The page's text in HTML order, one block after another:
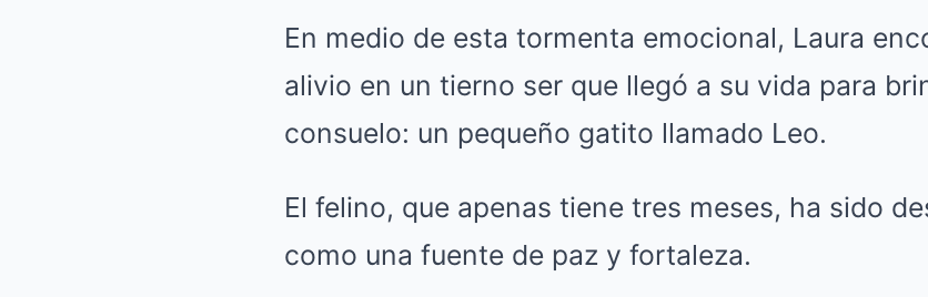
En medio de esta tormenta emocional, Laura
alivio en un tierno ser que llegó a su vida para
consuelo: un pequeño gatito llamado Leo.
El felino, que apenas tiene tres meses, ha sido
como una fuente de paz y fortaleza.